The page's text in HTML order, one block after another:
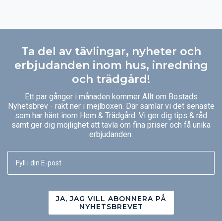
Ta del av tävlingar, nyheter och
erbjudanden inom hus, inredning
och trädgård!
Ett par gånger i månaden kommer Allt om Bostads
Nyhetsbrev - rakt ner i mejlboxen. Där samlar vi det senaste
som har hänt inom Hem & Trädgård. Vi ger dig tips & råd
samt ger dig möjlighet att tävla om fina priser och få unika
erbjudanden.
JA, JAG VILL ABONNERA PÅ
NYHETSBREVET